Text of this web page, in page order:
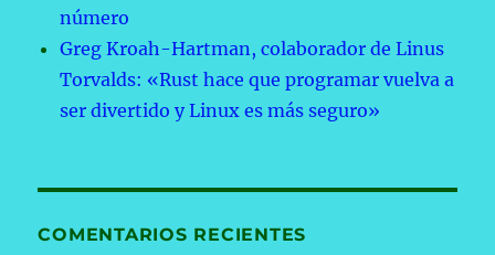
número
Greg Kroah-Hartman, colaborador de Linus
Torvalds: «Rust hace que programar vuelva a
ser divertido y Linux es más seguro»
COMENTARIOS RECIENTES